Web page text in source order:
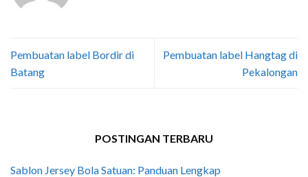
Pembuatan label Bordir di
Batang
Pembuatan label Hangtag di
Pekalongan
POSTINGAN TERBARU
Sablon Jersey Bola Satuan: Panduan Lengkap